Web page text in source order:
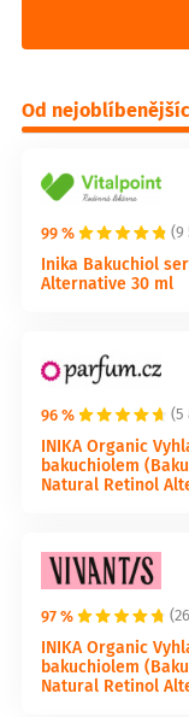
Od
99 % (9
Inika Bakuchiol
Alternative 30 ml
96 % (5
INIKA Organic
bakuchiolem
Natural Retinol
97 %
INIKA Organic
bakuchiolem
Natural Retinol